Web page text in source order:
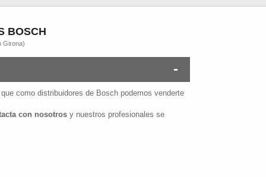
BOSCH
Girona)
como distribuidores de Bosch podemos venderte
con nosotrosy nuestros profesionales se